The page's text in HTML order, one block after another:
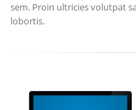
sem. Proin ultricies volutpat
lobortis.